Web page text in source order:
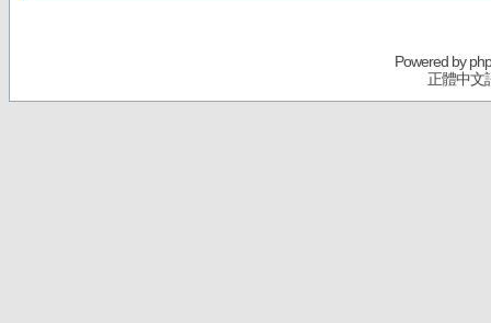
Powered by
正體中文